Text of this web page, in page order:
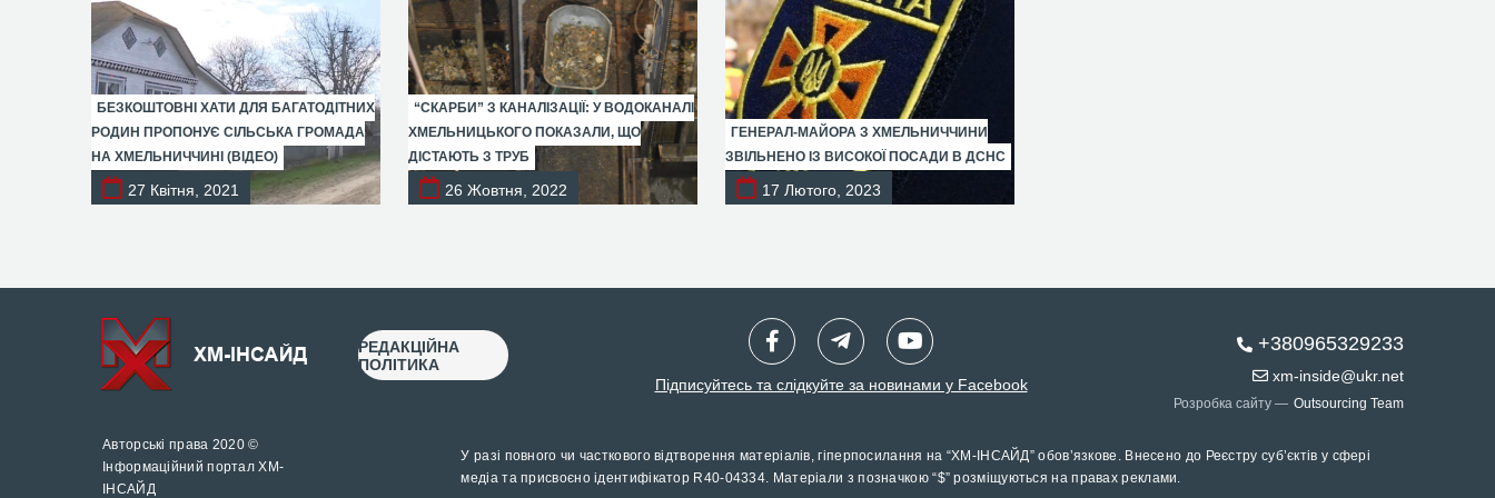
БЕЗКОШТОВНІ ХАТИ ДЛЯ БАГАТОДІТНИХ
РОДИН ПРОПОНУЄ СІЛЬСЬКА ГРОМАДА
НА ХМЕЛЬНИЧЧИНІ (ВІДЕО)
27 Квітня, 2021
“СКАРБИ” З КАНАЛІЗАЦІЇ: У ВОДОКАНАЛІ
ХМЕЛЬНИЦЬКОГО ПОКАЗАЛИ, ЩО
ДІСТАЮТЬ З ТРУБ
26 Жовтня, 2022
ГЕНЕРАЛ-МАЙОРА З ХМЕЛЬНИЧЧИНИ
ЗВІЛЬНЕНО ІЗ ВИСОКОЇ ПОСАДИ В ДСНС
17 Лютого, 2023
РЕДАКЦІЙНА
ПОЛІТИКА
Підписуйтесь та слідкуйте за новинами у Facebook
+380965329233
xm-inside@ukr.net
Розробка сайту — Outsourcing Team
Авторські права 2020 ©
Інформаційний портал ХМ-
ІНСАЙД
У разі повного чи часткового відтворення матеріалів, гіперпосилання на “ХМ-ІНСАЙД” обов’язкове. Внесено до Реєстру суб’єктів у сфері
медіа та присвоєно ідентифікатор R40-04334. Матеріали з позначкою “$” розміщуються на правах реклами.